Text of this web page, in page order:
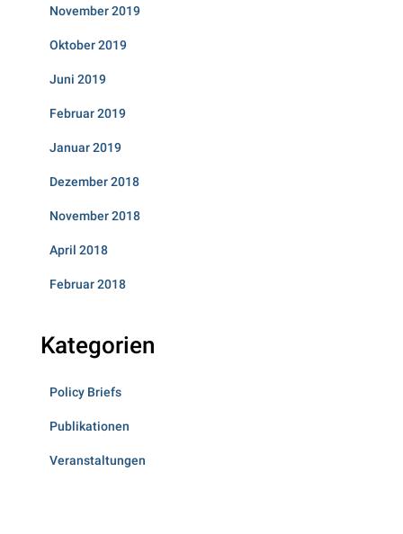
November 2019
Oktober 2019
Juni 2019
Februar 2019
Januar 2019
Dezember 2018
November 2018
April 2018
Februar 2018
Kategorien
Policy Briefs
Publikationen
Veranstaltungen